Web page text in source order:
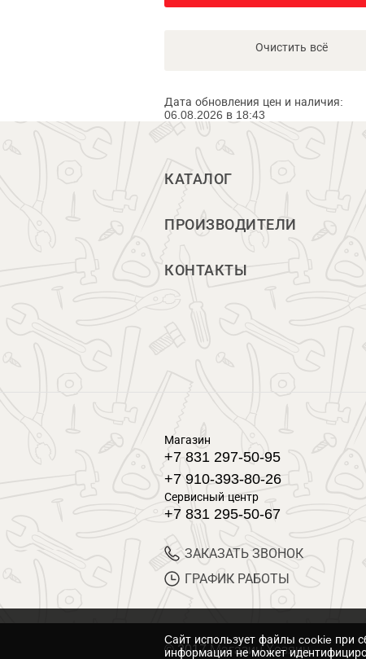
Очистить всё
Дата обновления цен и наличия:
06.08.2026 в 18:43
КАТАЛОГ
ПРОИЗВОДИТЕЛИ
КОНТАКТЫ
Магазин
+7 831 297-50-95
+7 910-393-80-26
Сервисный центр
+7 831 295-50-67
ЗАКАЗАТЬ ЗВОНОК
ГРАФИК РАБОТЫ
© 2017 Магазин Хозяин
Cайт использует файлы cookie при
информация не может